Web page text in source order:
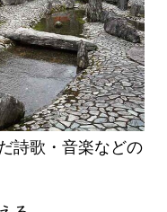
詩歌・音楽などの